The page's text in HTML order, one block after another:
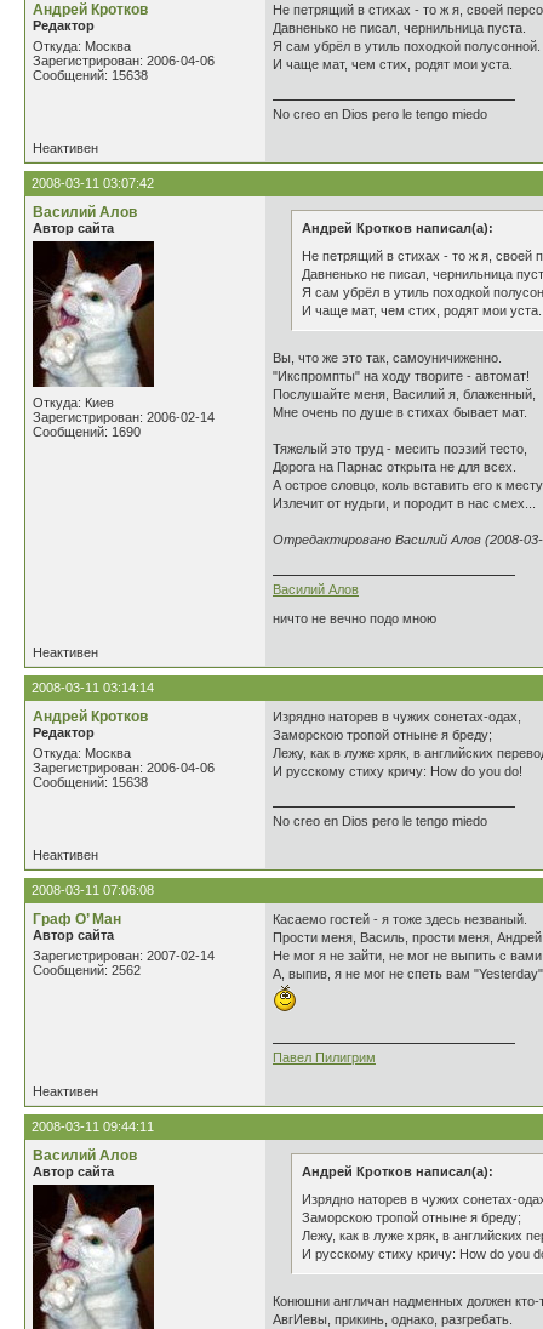
Андрей Кротков
Редактор
Откуда: Москва
Зарегистрирован: 2006-04-06
Сообщений: 15638
Не петрящий в стихах - то ж я, своей
Давненько не писал, чернильница пуста.
Я сам убрёл в утиль походкой полусонной.
И чаще мат, чем стих, родят мои уста.
No creo en Dios pero le tengo miedo
Неактивен
2008-03-11 03:07:42
Василий Алов
Автор сайта
Откуда: Киев
Зарегистрирован: 2006-02-14
Сообщений: 1690
Андрей Кротков написал(а):
Не петрящий в стихах - то ж я, своей
Давненько не писал, чернильница
Я сам убрёл в утиль походкой
И чаще мат, чем стих, родят мои уста.
Вы, что же это так, самоуничиженно.
"Икспромпты" на ходу творите - автомат!
Послушайте меня, Василий я, блаженный,
Мне очень по душе в стихах бывает мат.
Тяжелый это труд - месить поэзий тесто,
Дорога на Парнас открыта не для всех.
А острое словцо, коль вставить его к месту,
Излечит от нудьги, и породит в нас смех...
Отредактировано Василий Алов (2008-03-
Василий Алов
ничто не вечно подо мною
Неактивен
2008-03-11 03:14:14
Андрей Кротков
Редактор
Откуда: Москва
Зарегистрирован: 2006-04-06
Сообщений: 15638
Изрядно наторев в чужих сонетах-одах,
Заморскою тропой отныне я бреду;
Лежу, как в луже хряк, в английских
И русскому стиху кричу: How do you do!
No creo en Dios pero le tengo miedo
Неактивен
2008-03-11 07:06:08
Граф О’ Ман
Автор сайта
Зарегистрирован: 2007-02-14
Сообщений: 2562
Касаемо гостей - я тоже здесь незваный.
Прости меня, Василь, прости меня, Андрей.
Не мог я не зайти, не мог не выпить с вами.
А, выпив, я не мог не спеть вам "Yesterday".
Павел Пилигрим
Неактивен
2008-03-11 09:44:11
Василий Алов
Автор сайта
Андрей Кротков написал(а):
Изрядно наторев в чужих сонетах-
Заморскою тропой отныне я бреду;
Лежу, как в луже хряк, в английских
И русскому стиху кричу: How do you
Конюшни англичан надменных должен кто-
АвгИевы, прикинь, однако, разгребать.